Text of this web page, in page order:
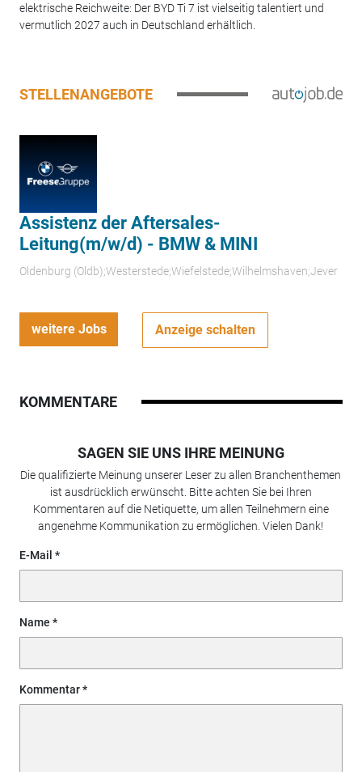
elektrische Reichweite: Der BYD Ti 7 ist vielseitig talentiert und
vermutlich 2027 auch in Deutschland erhältlich.
STELLENANGEBOTE
Assistenz der Aftersales-
Leitung(m/w/d) - BMW & MINI
Oldenburg (Oldb);Westerstede;Wiefelstede;Wilhelmshaven;Jever
weitere Jobs Anzeige schalten
KOMMENTARE
SAGEN SIE UNS IHRE MEINUNG
Die qualifizierte Meinung unserer Leser zu allen Branchenthemen
ist ausdrücklich erwünscht. Bitte achten Sie bei Ihren
Kommentaren auf die Netiquette, um allen Teilnehmern eine
angenehme Kommunikation zu ermöglichen. Vielen Dank!
E-Mail
Name
Kommentar